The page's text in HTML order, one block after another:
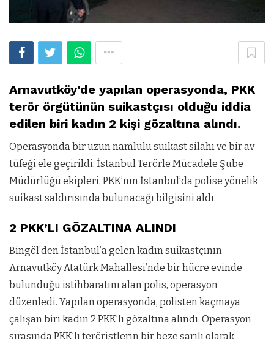
Arnavutköy’de yapılan operasyonda, PKK
terör örgütünün suikastçısı olduğu iddia
edilen biri kadın 2 kişi gözaltına alındı.
Operasyonda bir uzun namlulu suikast silahı ve bir av
tüfeği ele geçirildi. İstanbul Terörle Mücadele Şube
Müdürlüğü ekipleri, PKK’nın İstanbul’da polise yönelik
suikast saldırısında bulunacağı bilgisini aldı.
2 PKK’LI GÖZALTINA ALINDI
Bingöl’den İstanbul’a gelen kadın suikastçının
Arnavutköy Atatürk Mahallesi’nde bir hücre evinde
bulunduğu istihbaratını alan polis, operasyon
düzenledi. Yapılan operasyonda, polisten kaçmaya
çalışan biri kadın 2 PKK’lı gözaltına alındı. Operasyon
sırasında PKK’lı teröristlerin bir beze sarılı olarak